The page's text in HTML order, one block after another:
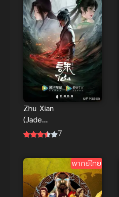
Zhu Xian
(Jade
Dynasty) จู
ภาค 1
7
พากย์ไทย